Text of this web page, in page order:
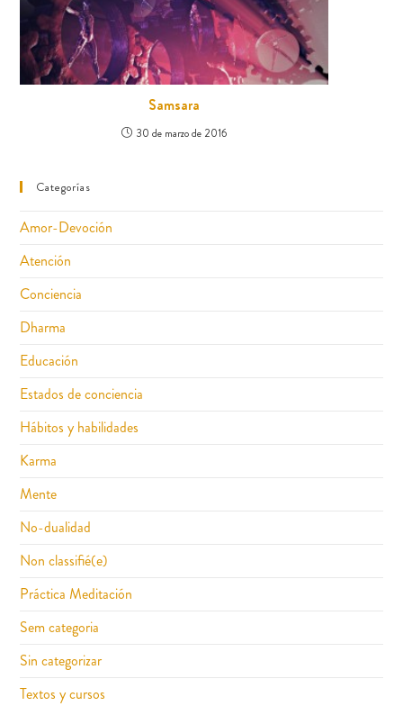
Samsara
30 de marzo de 2016
Categorías
Amor-Devoción
Atención
Conciencia
Dharma
Educación
Estados de conciencia
Hábitos y habilidades
Karma
Mente
No-dualidad
Non classifié(e)
Práctica Meditación
Sem categoria
Sin categorizar
Textos y cursos